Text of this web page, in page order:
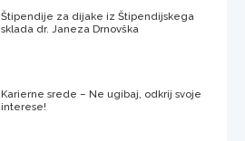
Štipendije za dijake iz Štipendijskega
sklada dr. Janeza Drnovška
Karierne srede – Ne ugibaj, odkrij svoje
interese!